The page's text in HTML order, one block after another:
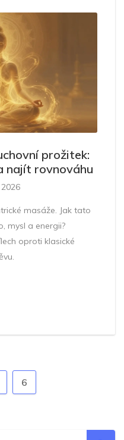
prožitek:
najít rovnováhu
masáže. Jak tato
mysl a energii?
oproti klasické
6